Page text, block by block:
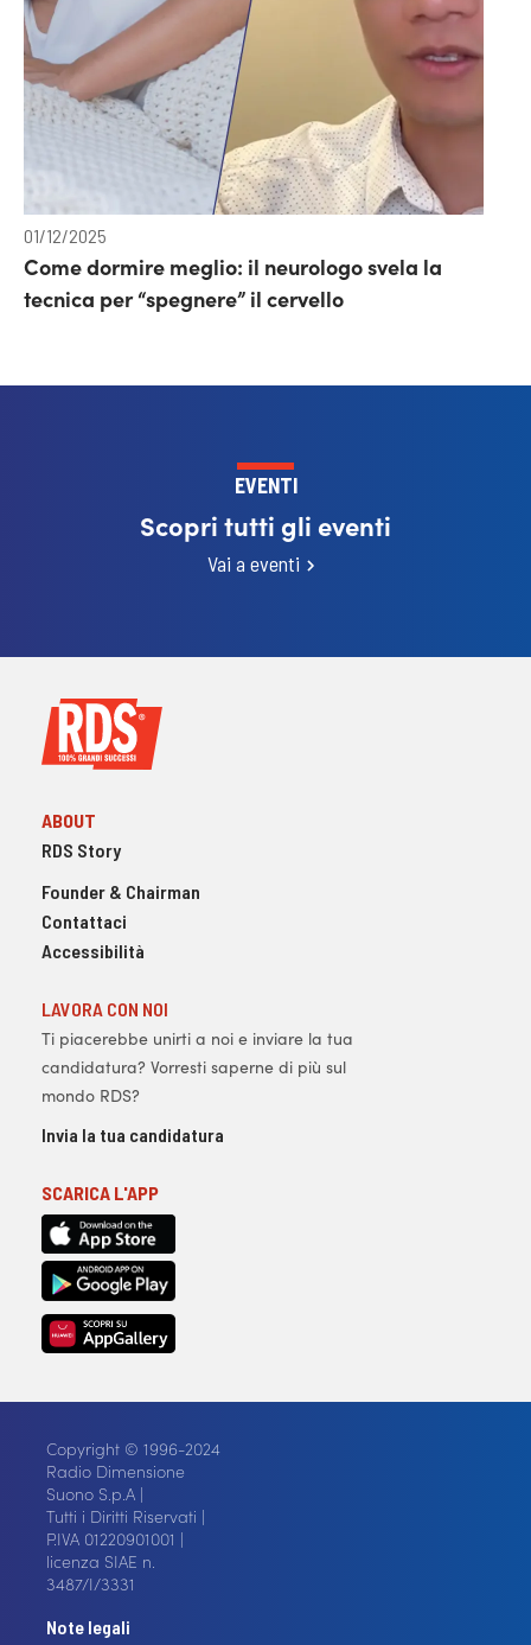
01/12/2025
Come dormire meglio: il neurologo svela la
tecnica per “spegnere” il cervello
EVENTI
Scopri tutti gli eventi
Vai a eventi
ABOUT
RDS Story
Founder & Chairman
Contattaci
Accessibilità
LAVORA CON NOI
Ti piacerebbe unirti a noi e inviare la tua
candidatura? Vorresti saperne di più sul
mondo RDS?
Invia la tua candidatura
SCARICA L'APP
Copyright © 1996-2024
Radio Dimensione
Suono S.p.A |
Tutti i Diritti Riservati |
P.IVA 01220901001 |
licenza SIAE n.
3487/I/3331
Note legali